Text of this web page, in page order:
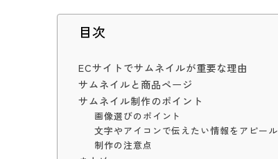
目次
ECサイトでサムネイルが重要な理由
サムネイルと商品ページ
サムネイル制作のポイント
画像選びのポイント
文字やアイコンで伝えたい情報をアピール
制作の注意点